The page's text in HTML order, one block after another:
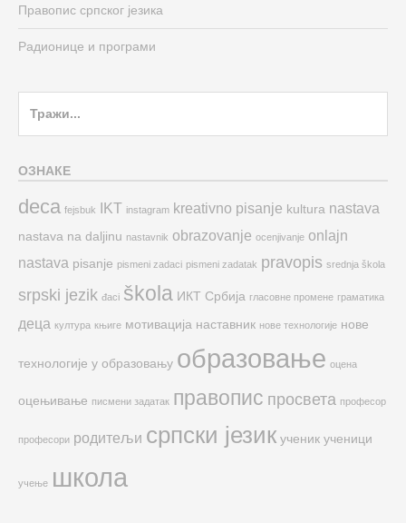
Правопис српског језика
Радионице и програми
ОЗНАКЕ
deca fejsbuk IKT instagram kreativno pisanje kultura nastava
nastava na daljinu nastavnik obrazovanje ocenjivanje onlajn
nastava pisanje pismeni zadaci pismeni zadatak pravopis srednja škola
srpski jezik đaci škola ИКТ Србија гласовне промене граматика
деца култура књиге мотивација наставник нове технологије нове
технологије у образовању образовање оцена
оцењивање писмени задатак правопис просвета професор
професори родитељи српски језик ученик ученици
учење школа